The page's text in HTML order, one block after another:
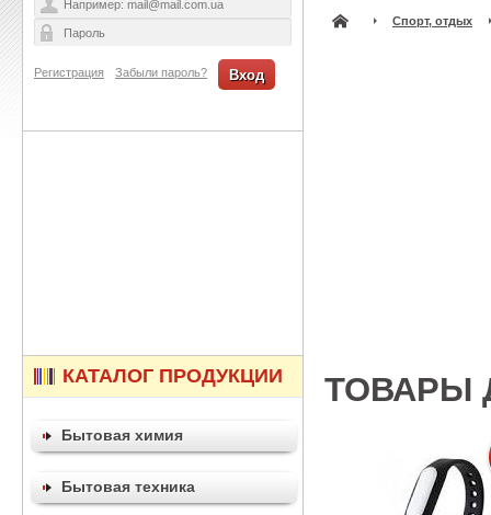
Вход
Забыли пароль?
Регистрация
КАТАЛОГ ПРОДУКЦИИ
Бытовая химия
Бытовая техника
Спорт, отдых
ТОВАРЫ